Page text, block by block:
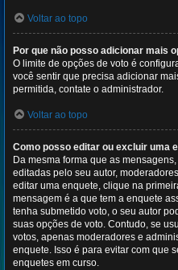
Voltar ao topo
Por que não posso adicionar mais
O limite de opções de voto é
você sentir que precisa adicionar
permitida, contate o administrador.
Voltar ao topo
Como posso editar ou excluir uma
Da mesma forma que as
editadas pelo seu autor,
editar uma enquete, clique na
mensagem é a que tem a enquete
tenha submetido voto, o seu autor
suas opções de voto. Contudo, se
votos, apenas moderadores e
enquete. Isso é para evitar com que
enquetes em curso.